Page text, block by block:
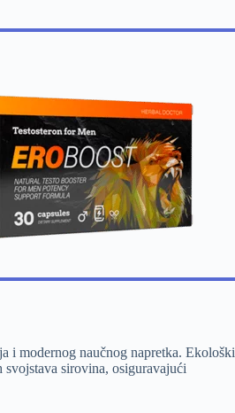
i modernog naučnog napretka. Ekološki
sirovina, osiguravajući